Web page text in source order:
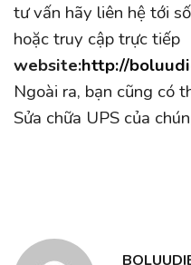
tư vấn hãy liên hệ tới số
hoặc truy cập trực tiếp
website:http://
Ngoài ra, bạn cũng có
Sửa chữa UPS của